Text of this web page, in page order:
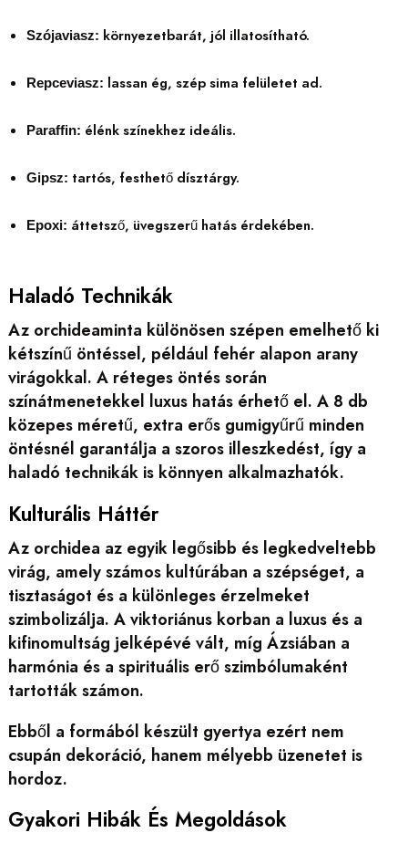
Szójaviasz: környezetbarát, jól illatosítható.
Repceviasz: lassan ég, szép sima felületet ad.
Paraffin: élénk színekhez ideális.
Gipsz: tartós, festhető dísztárgy.
Epoxi: áttetsző, üvegszerű hatás érdekében.
Haladó Technikák
Az orchideaminta különösen szépen emelhető ki
kétszínű öntéssel, például fehér alapon arany
virágokkal. A réteges öntés során
színátmenetekkel luxus hatás érhető el. A 8 db
közepes méretű, extra erős gumigyűrű minden
öntésnél garantálja a szoros illeszkedést, így a
haladó technikák is könnyen alkalmazhatók.
Kulturális Háttér
Az orchidea az egyik legősibb és legkedveltebb
virág, amely számos kultúrában a szépséget, a
tisztaságot és a különleges érzelmeket
szimbolizálja. A viktoriánus korban a luxus és a
kifinomultság jelképévé vált, míg Ázsiában a
harmónia és a spirituális erő szimbólumaként
tartották számon.
Ebből a formából készült gyertya ezért nem
csupán dekoráció, hanem mélyebb üzenetet is
hordoz.
Gyakori Hibák És Megoldások